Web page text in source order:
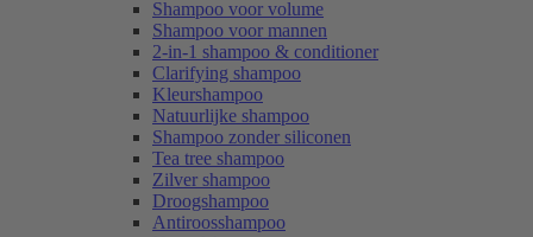
Shampoo voor volume
Shampoo voor mannen
2-in-1 shampoo & conditioner
Clarifying shampoo
Kleurshampoo
Natuurlijke shampoo
Shampoo zonder siliconen
Tea tree shampoo
Zilver shampoo
Droogshampoo
Antiroosshampoo